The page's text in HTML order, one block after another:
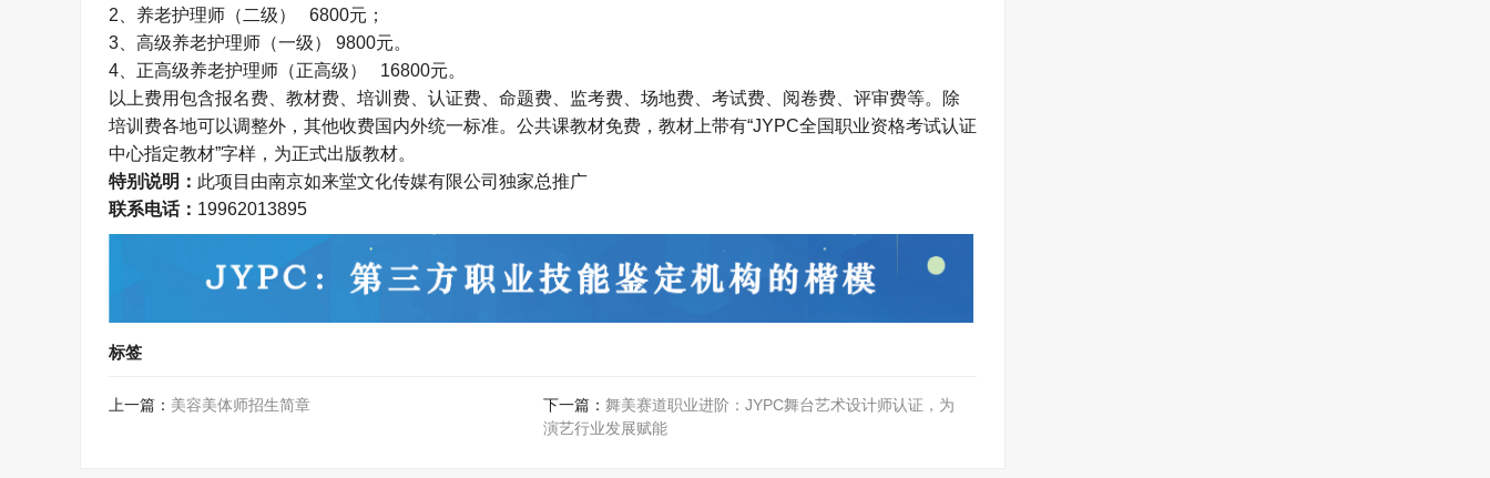
2 、养老护理师（二级） 6800元；
3 、高级养老护理师（一级） 9800元。
4、 正高级养老护理师（正高级） 16800元。
以上费用包含报名费、教材费、培训费、认证费、命题费、监考费、场地费、考试费、阅卷费、评审费等。除
培训费各地可以调整外，其他收费国内外统一标准。公共课教材免费，教材上带有“JYPC全国职业资格考试认证
中心指定教材”字样，为正式出版教材。
特别说明： 此项目由南京如来堂文化传媒有限公司独家总推广
联系电话： 19962013895
标签
上一篇： 美容美体师招生简章 下一篇： 舞美赛道职业进阶：JYPC舞台艺术设计师认证，为
演艺行业发展赋能